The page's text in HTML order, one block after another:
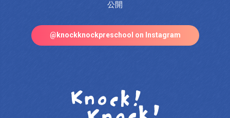
@knockknockpreschool on Instagram